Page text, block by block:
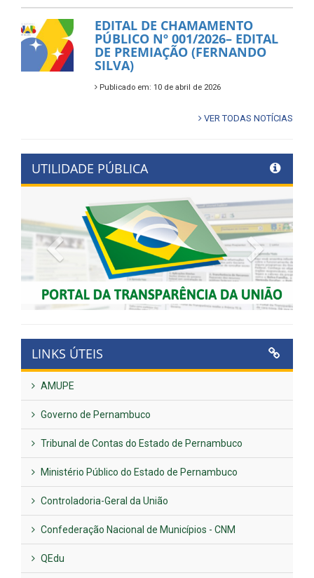
EDITAL DE CHAMAMENTO
PÚBLICO Nº 001/2026– EDITAL
DE PREMIAÇÃO (FERNANDO
SILVA)
Publicado em: 10 de abril de 2026
VER TODAS NOTÍCIAS
UTILIDADE PÚBLICA
Previous Next
LINKS ÚTEIS
AMUPE
Governo de Pernambuco
Tribunal de Contas do Estado de Pernambuco
Ministério Público do Estado de Pernambuco
Controladoria-Geral da União
Confederação Nacional de Municípios - CNM
QEdu